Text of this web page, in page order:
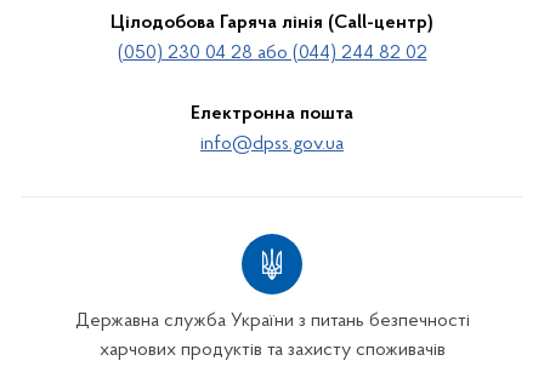
Цілодобова Гаряча лінія (Call-центр)
(050) 230 04 28 або (044) 244 82 02
Електронна пошта
info@dpss.gov.ua
Державна служба України з питань безпечності
харчових продуктів та захисту споживачів